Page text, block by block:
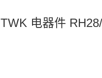
TWK 电器件